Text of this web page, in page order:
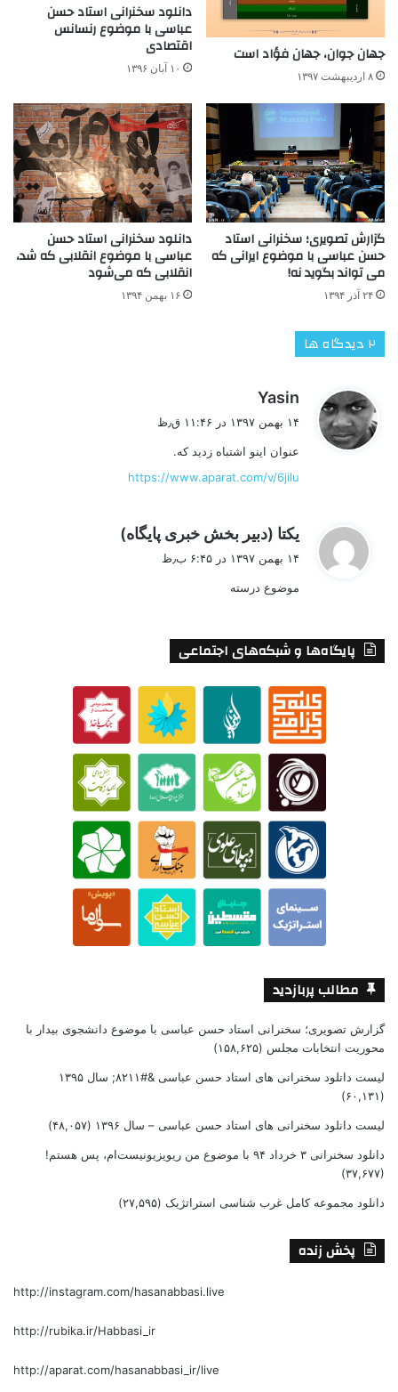
جهان جوان، جهان فؤاد است
۸ اردیبهشت ۱۳۹۷
دانلود سخنرانی استاد حسن
عباسی با موضوع رنسانس
اقتصادی
۱۰ آبان ۱۳۹۶
گزارش تصویری؛ سخنرانی استاد
حسن عباسی با موضوع ایرانی که
می تواند بگوید نه!
۲۴ آذر ۱۳۹۴
دانلود سخنرانی استاد حسن
عباسی با موضوع انقلابی که شد،
انقلابی که می‌شود
۱۶ بهمن ۱۳۹۴
‫۲ دیدگاه ها
Yasin
:
۱۴ بهمن ۱۳۹۷ در ۱۱:۴۶ ق٫ظ
عنوان اینو اشتباه زدید که.
https://www.aparat.com/v/6jilu
یکتا (دبیر بخش خبری پایگاه)
۱۴ بهمن ۱۳۹۷ در ۶:۴۵ ب٫ظ
موضوع درسته
پایگاه‌ها و شبکه‌های اجتماعی
مطالب پربازدید
گزارش تصویری؛ سخنرانی استاد حسن عباسی با موضوع دانشجوی بیدار با
محوریت انتخابات مجلس (۱۵۸,۶۲۵)
لیست دانلود سخنرانی های استاد حسن عباسی &#۸۲۱۱; سال ۱۳۹۵
(۶۰,۱۳۱)
لیست دانلود سخنرانی های استاد حسن عباسی – سال ۱۳۹۶ (۴۸,۰۵۷)
دانلود سخنرانی ۳ خرداد ۹۴ با موضوع من ریویزیونیست‌ام، پس هستم!
(۳۷,۶۷۷)
دانلود مجموعه کامل غرب شناسی استراتژیک (۲۷,۵۹۵)
پخش زنده
http://instagram.com/hasanabbasi.live
http://rubika.ir/Habbasi_ir
http://aparat.com/hasanabbasi_ir/live